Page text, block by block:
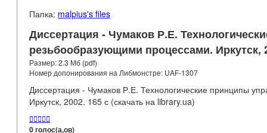
Папка: malpius's files
Диссертация - Чумаков Р.Е.
резьбообразующими процессами. Иркутск,
Размер: 2.3 Мб (pdf)
Номер допонирования на Либмонстре: UAF-1307
Диссертация - Чумаков Р.Е. Технологические принципы
Иркутск, 2002. 165 с (скачать на library.ua)

0 голос(а,ов)